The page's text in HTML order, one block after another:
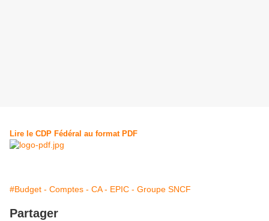
Lire le CDP Fédéral au format PDF
#Budget - Comptes - CA - EPIC - Groupe SNCF
Partager